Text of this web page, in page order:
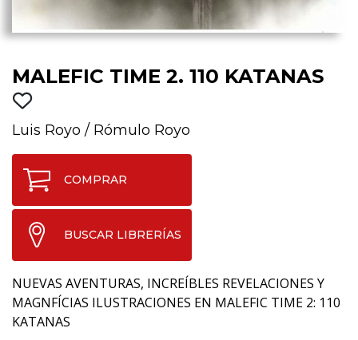
MALEFIC TIME 2. 110 KATANAS
Luis Royo / Rómulo Royo
COMPRAR
BUSCAR LIBRERÍAS
NUEVAS AVENTURAS, INCREÍBLES REVELACIONES Y
MAGNFÍCIAS ILUSTRACIONES EN MALEFIC TIME 2: 110
KATANAS